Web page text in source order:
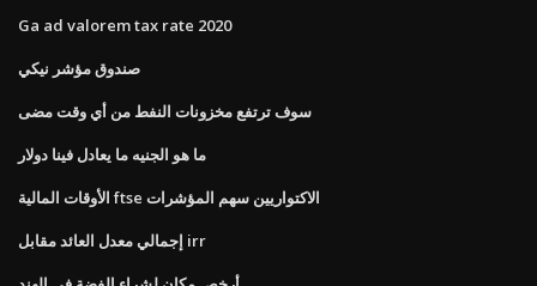
Ga ad valorem tax rate 2020
صندوق مؤشر نيكي
سوف ترتفع مخزونات النفط من أي وقت مضى
ما هو الجنيه ما يعادل فينا دولار
الأوقات المالية ftse الاكتواريين سهم المؤشرات
إجمالي معدل العائد مقابل irr